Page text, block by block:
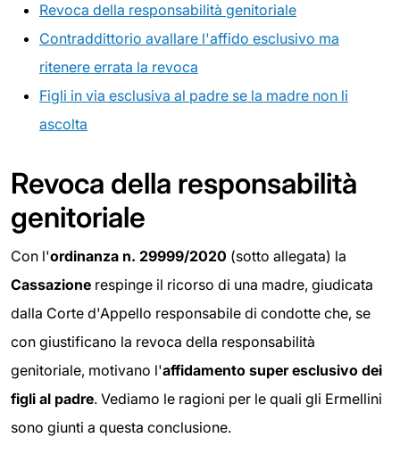
Revoca della responsabilità genitoriale
Contraddittorio avallare l'affido esclusivo ma
ritenere errata la revoca
Figli in via esclusiva al padre se la madre non li
ascolta
Revoca della responsabilità
genitoriale
Con l'ordinanza n. 29999/2020 (sotto allegata) la
Cassazione respinge il ricorso di una madre, giudicata
dalla Corte d'Appello responsabile di condotte che, se
con giustificano la revoca della responsabilità
genitoriale, motivano l'affidamento super esclusivo dei
figli al padre. Vediamo le ragioni per le quali gli Ermellini
sono giunti a questa conclusione.